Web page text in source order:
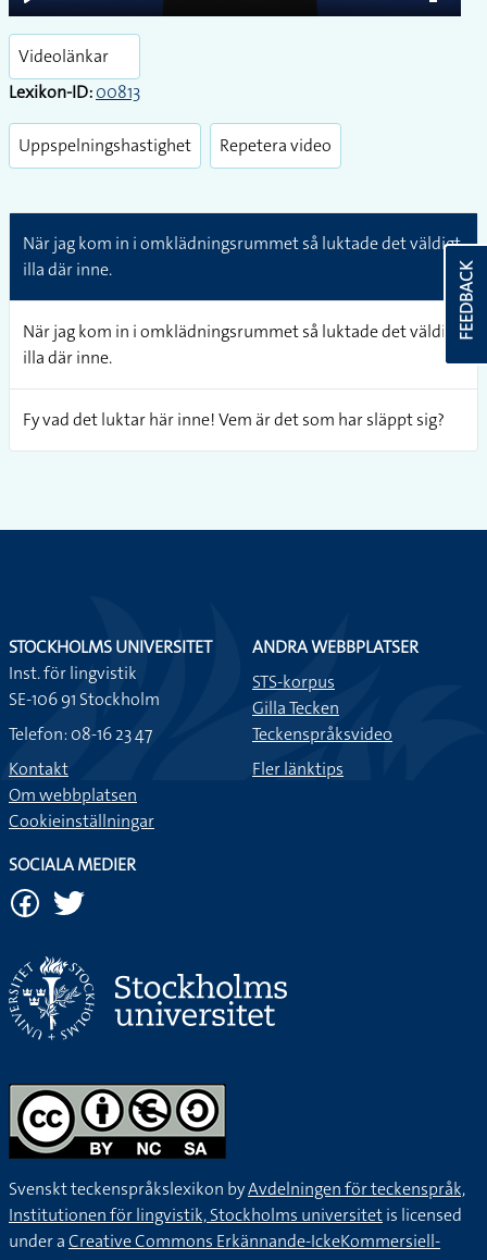
Play
Enter
Videolänkar
Lexikon-ID:00813
Uppspelningshastighet Repetera video
När jag kom in i omklädningsrummet så luktade det väldigt
illa där inne.
När jag kom in i omklädningsrummet så luktade det väldigt
illa där inne.
Fy vad det luktar här inne! Vem är det som har släppt sig?
FEEDBACK
STOCKHOLMS UNIVERSITET
Inst. för lingvistik
SE-106 91 Stockholm
Telefon: 08-16 23 47
Kontakt
Om webbplatsen
Cookieinställningar
ANDRA WEBBPLATSER
STS-korpus
Gilla Tecken
Teckenspråksvideo
Fler länktips
SOCIALA MEDIER
Svenskt teckenspråkslexikon byAvdelningen för teckenspråk,
Institutionen för lingvistik, Stockholms universitetis licensed
under aCreative Commons Erkännande-IckeKommersiell-